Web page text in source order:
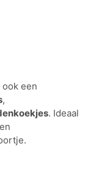
een
,
. Ideaal